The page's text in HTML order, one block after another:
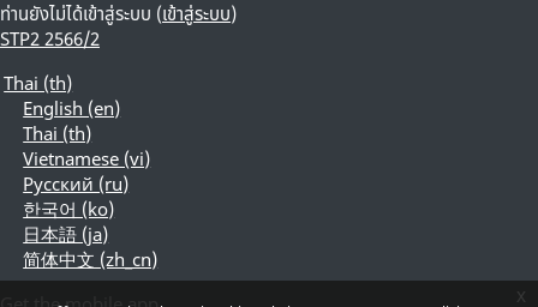
ท่านยังไม่ได้เข้าสู่ระบบ (เข้าสู่ระบบ)
STP2 2566/2
Thai ‎(th)‎
English ‎(en)‎
Thai ‎(th)‎
Vietnamese ‎(vi)‎
Русский ‎(ru)‎
한국어 ‎(ko)‎
日本語 ‎(ja)‎
简体中文 ‎(zh_cn)‎
x